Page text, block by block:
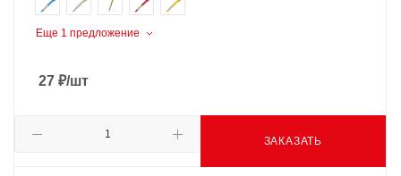
Еще 1 предложение
27 ₽/шт
ЗАКАЗАТЬ